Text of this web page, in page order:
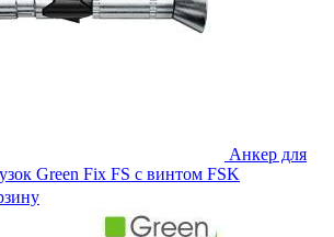
Анкер для
Green Fix FS с винтом FSK